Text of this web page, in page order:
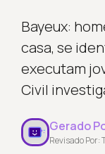
Bayeux:
casa, se
executam
Civil
Gerado
Revisado Por: